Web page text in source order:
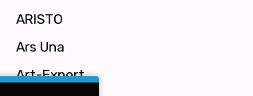
ARISTO
Ars Una
Art-Export